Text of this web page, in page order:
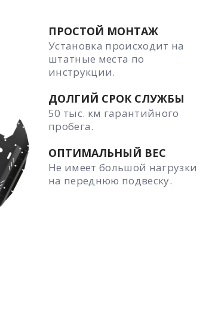
ПРОСТОЙ МОНТАЖ
Установка происходит на
штатные места по
инструкции.
ДОЛГИЙ СРОК СЛУЖБЫ
50 тыс. км гарантийного
пробега.
ОПТИМАЛЬНЫЙ ВЕС
Не имеет большой нагрузки
на переднюю подвеску.